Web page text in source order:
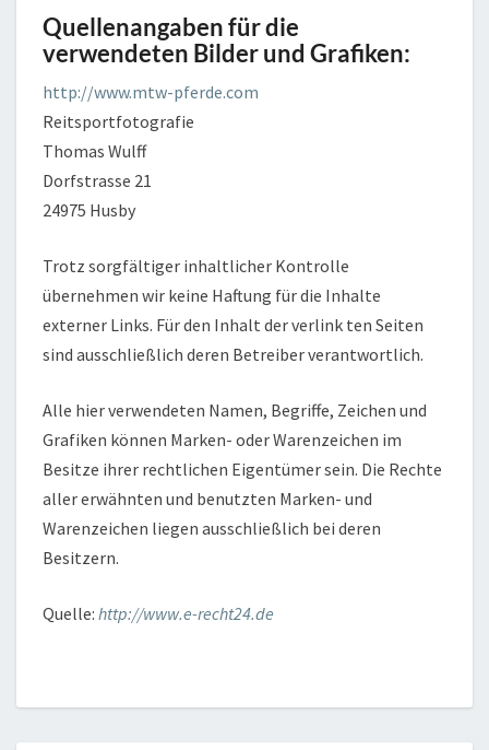
Quellenangaben für die
verwendeten Bilder und Grafiken:
http://www.mtw-pferde.com
Reitsportfotografie
Thomas Wulff
Dorfstrasse 21
24975 Husby
Trotz sorgfältiger inhaltlicher Kontrolle
übernehmen wir keine Haftung für die Inhalte
externer Links. Für den Inhalt der verlink ten Seiten
sind ausschließlich deren Betreiber verantwortlich.
Alle hier verwendeten Namen, Begriffe, Zeichen und
Grafiken können Marken- oder Warenzeichen im
Besitze ihrer rechtlichen Eigentümer sein. Die Rechte
aller erwähnten und benutzten Marken- und
Warenzeichen liegen ausschließlich bei deren
Besitzern.
Quelle: http://www.e-recht24.de